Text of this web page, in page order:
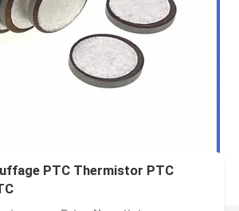
PTC Thermistor PTC